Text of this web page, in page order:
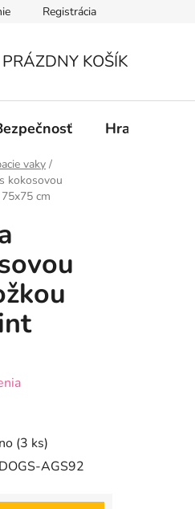
Registrácia
PRÁZDNY KOŠÍK
Hračky
vaky /
kokosovou
cm
(3 ks)
AGS92